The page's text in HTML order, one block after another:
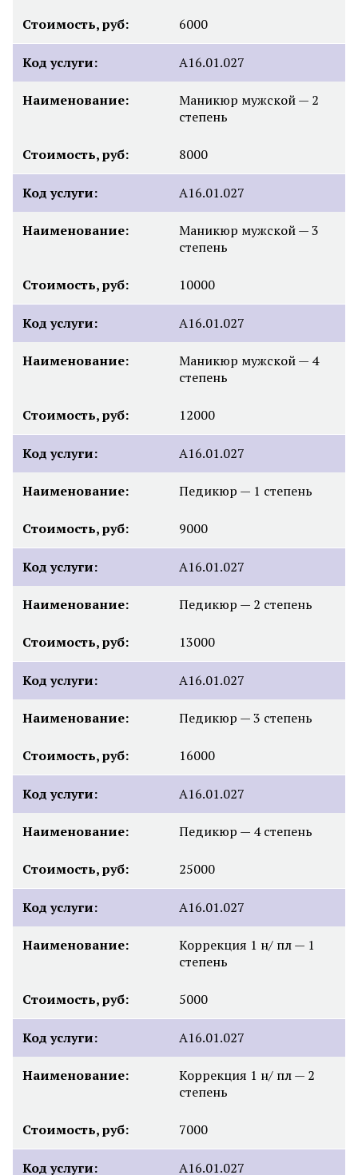
Стоимость, руб: 6000
Код услуги: А16.01.027
Наименование:
Маникюр мужской — 2
степень
Стоимость, руб: 8000
Код услуги: А16.01.027
Наименование:
Маникюр мужской — 3
степень
Стоимость, руб: 10000
Код услуги: А16.01.027
Наименование:
Маникюр мужской — 4
степень
Стоимость, руб: 12000
Код услуги: А16.01.027
Наименование: Педикюр — 1 степень
Стоимость, руб: 9000
Код услуги: А16.01.027
Наименование: Педикюр — 2 степень
Стоимость, руб: 13000
Код услуги: А16.01.027
Наименование: Педикюр — 3 степень
Стоимость, руб: 16000
Код услуги: А16.01.027
Наименование: Педикюр — 4 степень
Стоимость, руб: 25000
Код услуги: А16.01.027
Наименование:
Коррекция 1 н/ пл — 1
степень
Стоимость, руб: 5000
Код услуги: А16.01.027
Наименование:
Коррекция 1 н/ пл — 2
степень
Стоимость, руб: 7000
Код услуги: А16.01.027